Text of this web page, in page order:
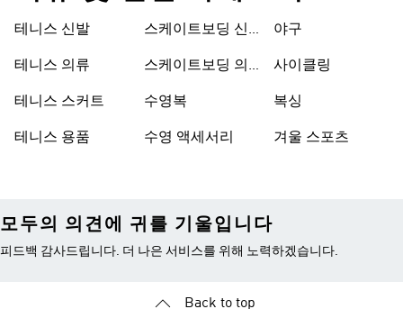
테니스 신발
테니스 의류
테니스 스커트
테니스 용품
스케이트보딩 신
스케이트보딩 의
수영복
수영 액세서리
야구
사이클링
복싱
겨울 스포츠
모두의 의견에 귀를 기울입니다
피드백 감사드립니다. 더 나은 서비스를 위해 노력하겠습니다.
Back to top